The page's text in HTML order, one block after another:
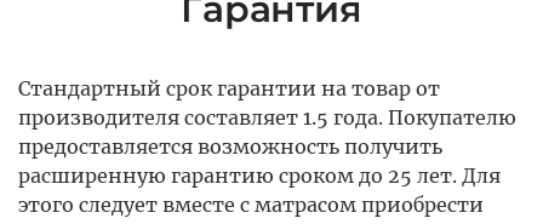
Стандартный срок гарантии на товар от
производителя составляет 1.5 года. Покупателю
предоставляется возможность получить
расширенную гарантию сроком до 25 лет. Для
этого следует вместе с матрасом приобрести